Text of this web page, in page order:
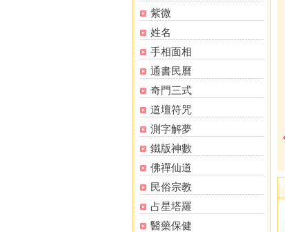
紫微
姓名
手相面相
通書民曆
奇門三式
道壇符咒
測字解夢
鐵版神數
佛禪仙道
民俗宗教
占星塔羅
醫藥保健